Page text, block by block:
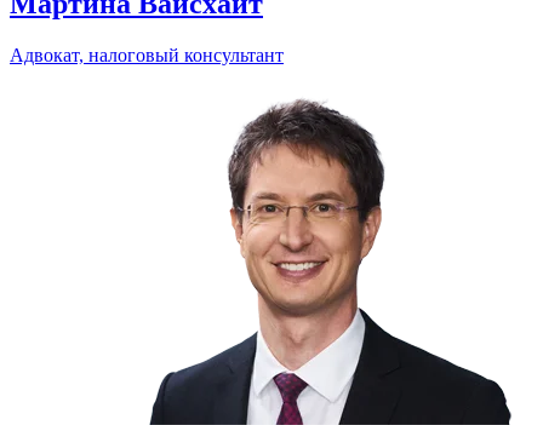
Д.ю.н. Аннетте Вагеманн
Адвокат, адвокат-специалист по банковскому праву и рынкам
Мартина Вайсхайт
Адвокат, налоговый консультант